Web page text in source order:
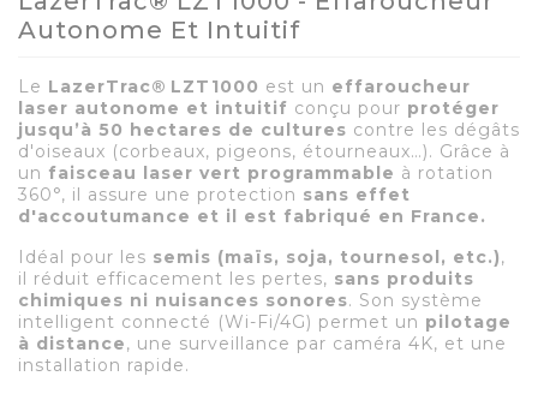
Autonome Et Intuitif
Le LazerTrac® LZT1000 est un effaroucheur
laser autonome et intuitif conçu pour protéger
jusqu’à 50 hectares de cultures contre les dégâts
d'oiseaux (corbeaux, pigeons, étourneaux…). Grâce à
un faisceau laser vert programmable à rotation
360°, il assure une protection sans effet
d'accoutumance et il est fabriqué en France.
Idéal pour les semis (maïs, soja, tournesol, etc.),
il réduit efficacement les pertes, sans produits
chimiques ni nuisances sonores. Son système
intelligent connecté (Wi-Fi/4G) permet un pilotage
à distance, une surveillance par caméra 4K, et une
installation rapide.